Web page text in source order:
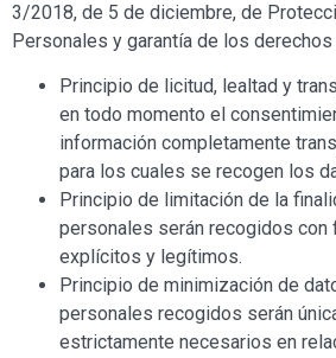
3/2018, de 5 de diciembre, de
Personales y garantía de los
Principio de licitud, lealtad y
en todo momento el
información completamente
para los cuales se recogen los
Principio de limitación de la
personales serán recogidos con
explícitos y legítimos.
Principio de minimización de
personales recogidos serán
estrictamente necesarios en